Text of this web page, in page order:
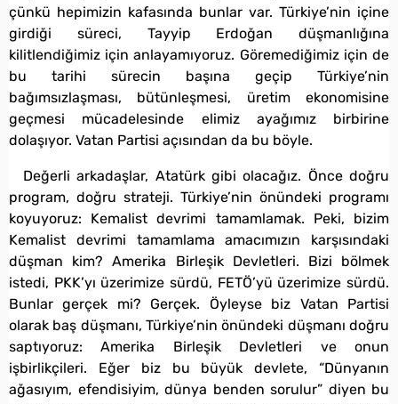
çünkü hepimizin kafasında bunlar var. Türkiye’nin içine
girdiği süreci, Tayyip Erdoğan düşmanlığına
kilitlendiğimiz için anlayamıyoruz. Göremediğimiz için de
bu tarihi sürecin başına geçip Türkiye’nin
bağımsızlaşması, bütünleşmesi, üretim ekonomisine
geçmesi mücadelesinde elimiz ayağımız birbirine
dolaşıyor. Vatan Partisi açısından da bu böyle.
Değerli arkadaşlar, Atatürk gibi olacağız. Önce doğru
program, doğru strateji. Türkiye’nin önündeki programı
koyuyoruz: Kemalist devrimi tamamlamak. Peki, bizim
Kemalist devrimi tamamlama amacımızın karşısındaki
düşman kim? Amerika Birleşik Devletleri. Bizi bölmek
istedi, PKK’yı üzerimize sürdü, FETÖ’yü üzerimize sürdü.
Bunlar gerçek mi? Gerçek. Öyleyse biz Vatan Partisi
olarak baş düşmanı, Türkiye’nin önündeki düşmanı doğru
saptıyoruz: Amerika Birleşik Devletleri ve onun
işbirlikçileri. Eğer biz bu büyük devlete, “Dünyanın
ağasıyım, efendisiyim, dünya benden sorulur” diyen bu